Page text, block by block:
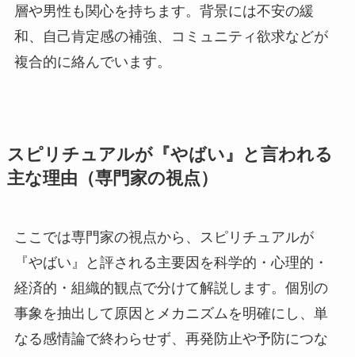
層や男性も関心を持ちます。背景には不安の緩
和、自己肯定感の補強、コミュニティ欲求などが
複合的に絡んでいます。
スピリチュアルが『やばい』と言われる
主な理由（専門家の視点）
ここでは専門家の視点から、スピリチュアルが
『やばい』と評される主要因を科学的・心理的・
経済的・組織的観点で分けて解説します。個別の
事象を抽出して原因とメカニズムを明確にし、単
なる感情論で終わらせず、再発防止や予防につな